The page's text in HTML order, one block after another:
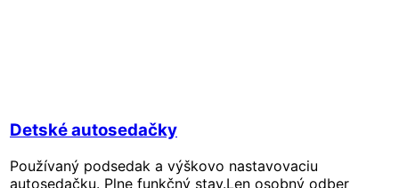
Detské autosedačky
Používaný podsedak a výškovo nastavovaciu
autosedačku. Plne funkčný stav.Len osobný odber